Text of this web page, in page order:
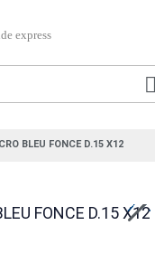
BLEU FONCE D.15 X12